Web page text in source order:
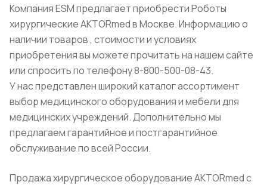
Компания ESM предлагает приобрести Роботы
хирургические AKTORmed в Москве. Информацию о
наличии товаров , стоимости и условиях
приобретения вы можете прочитать на нашем сайте
или спросить по телефону 8-800-500-08-43.
У нас представлен широкий каталог ассортимент
выбор медицинского оборудования и мебели для
медицинских учреждений. Дополнительно мы
предлагаем гарантийное и постгарантийное
обслуживание по всей России.
Продажа хирургическое оборудование AKTORmed с